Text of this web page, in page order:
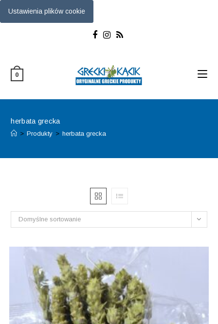
Ustawienia plików cookie
0
herbata grecka
> Produkty > herbata grecka
Domyślne sortowanie